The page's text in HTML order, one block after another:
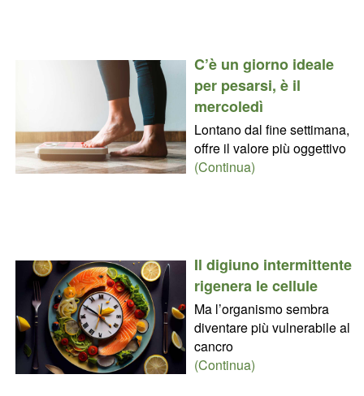
C’è un giorno ideale
per pesarsi, è il
mercoledì
Lontano dal fine settimana,
offre il valore più oggettivo
(Continua)
Il digiuno intermittente
rigenera le cellule
Ma l’organismo sembra
diventare più vulnerabile al
cancro
(Continua)